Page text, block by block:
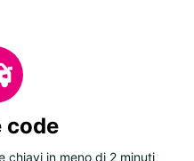
code
chiavi in meno di 2 minuti